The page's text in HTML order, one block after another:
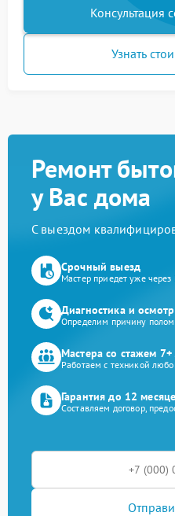
Консультация
Узнать
Ремонт
у Вас дома
С выездом
Срочный выезд
Мастер приедет уже
Диагностика и
Определим причину
Мастера со стажем 7+
Работаем с техникой
Гарантия до 12
Составляем договор,